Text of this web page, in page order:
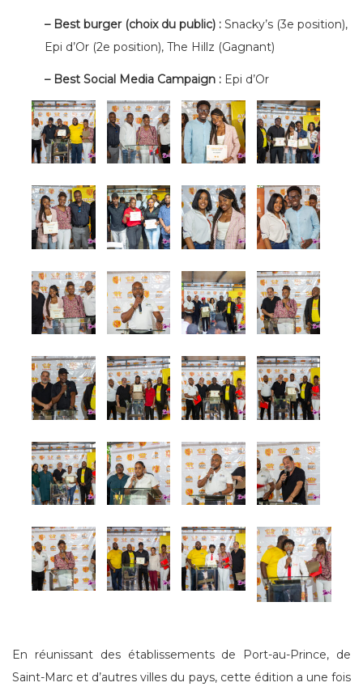
– Best burger (choix du public) : Snacky’s (3e position),
Epi d’Or (2e position), The Hillz (Gagnant)
– Best Social Media Campaign : Epi d’Or
En réunissant des établissements de Port-au-Prince, de
Saint-Marc et d’autres villes du pays, cette édition a une fois